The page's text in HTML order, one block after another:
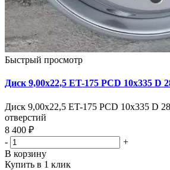
Быстрый просмотр
Диск 9,00х22,5 ET-175 PCD 10x335 D
Диск 9,00х22,5 ET-175 PCD 10x335 D
отверстий
8 400 ₽
-
+
В корзину
Купить в 1 клик